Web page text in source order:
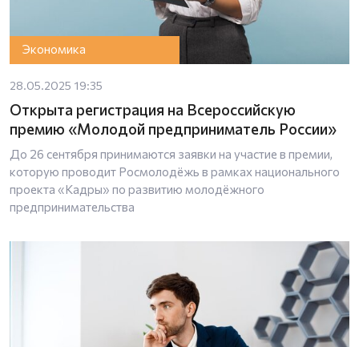
Экономика
28.05.2025 19:35
Открыта регистрация на Всероссийскую
премию «Молодой предприниматель России»
До 26 сентября принимаются заявки на участие в премии,
которую проводит Росмолодёжь в рамках национального
проекта «Кадры» по развитию молодёжного
предпринимательства